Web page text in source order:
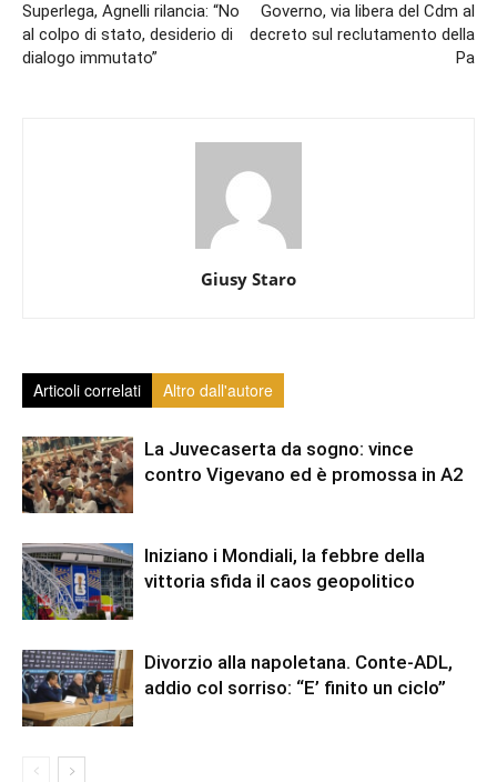
Superlega, Agnelli rilancia: “No
al colpo di stato, desiderio di
dialogo immutato”
Governo, via libera del Cdm al
decreto sul reclutamento della
Pa
Giusy Staro
Articoli correlati Altro dall'autore
La Juvecaserta da sogno: vince
contro Vigevano ed è promossa in A2
Iniziano i Mondiali, la febbre della
vittoria sfida il caos geopolitico
Divorzio alla napoletana. Conte-ADL,
addio col sorriso: “E’ finito un ciclo”